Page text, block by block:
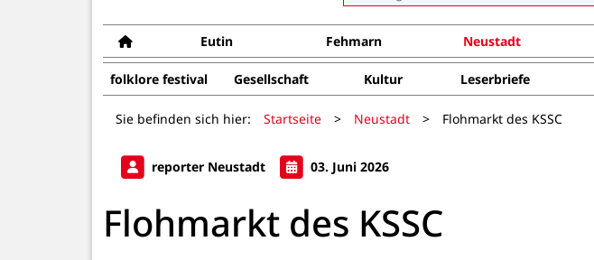
Eutin Fehmarn Neustadt
folklore festival Gesellschaft Kultur Leserbriefe
Sie befinden sich hier: Startseite > Neustadt > Flohmarkt des KSSC
reporter Neustadt 03. Juni 2026
Flohmarkt des KSSC